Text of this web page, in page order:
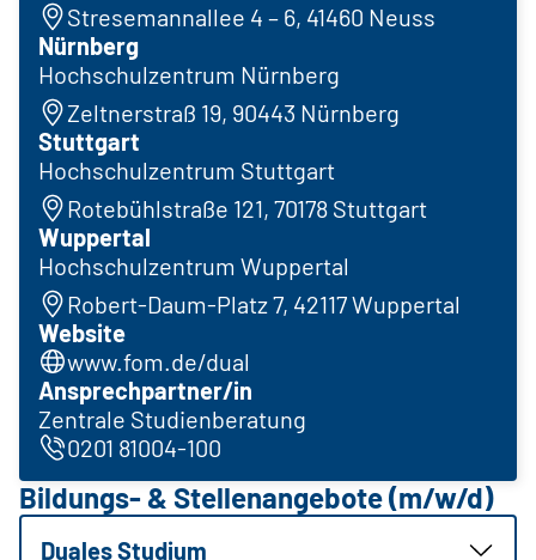
Stresemannallee 4 – 6, 41460 Neuss
Nürnberg
Hochschulzentrum Nürnberg
Zeltnerstraß 19, 90443 Nürnberg
Stuttgart
Hochschulzentrum Stuttgart
Rotebühlstraße 121, 70178 Stuttgart
Wuppertal
Hochschulzentrum Wuppertal
Robert-Daum-Platz 7, 42117 Wuppertal
Website
www.fom.de/dual
Ansprechpartner/in
Zentrale Studienberatung
0201 81004-100
Bildungs- & Stellenangebote (m/w/d)
Duales Studium